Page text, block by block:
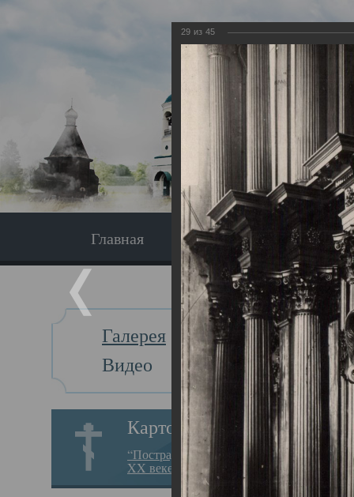
Главная Экскурсия
Галерея
Видео
Картотека
“Пострадавшие за веру в
XX веке на Севере”
Главная
29 из 45